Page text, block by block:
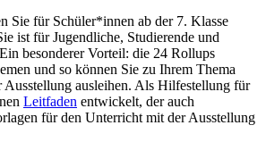
Sie für Schüler*innen ab der 7. Klasse
ist für Jugendliche, Studierende und
besonderer Vorteil: die 24 Rollups
und so können Sie zu Ihrem Thema
Ausstellung ausleihen. Als Hilfestellung für
Leitfaden entwickelt, der auch
für den Unterricht mit der Ausstellung